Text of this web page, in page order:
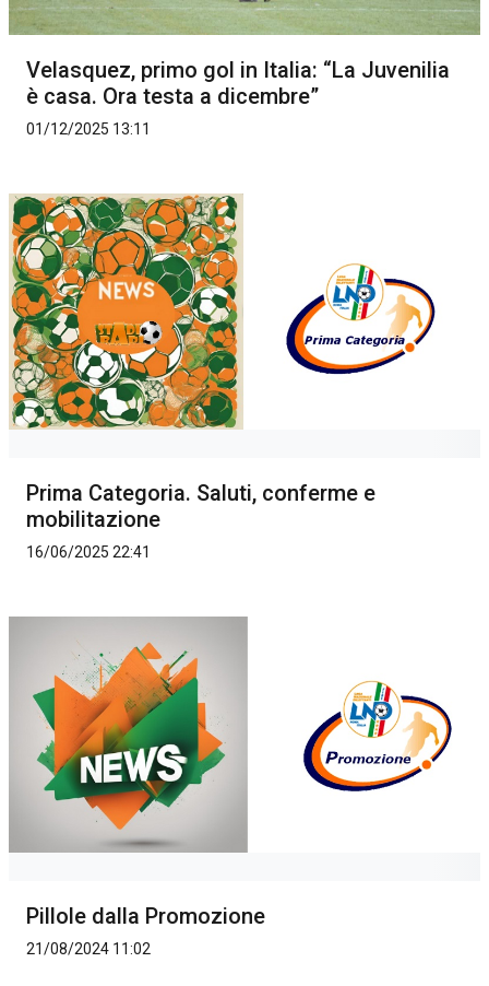
Velasquez, primo gol in Italia: “La Juvenilia
è casa. Ora testa a dicembre”
01/12/2025 13:11
Prima Categoria. Saluti, conferme e
mobilitazione
16/06/2025 22:41
Pillole dalla Promozione
21/08/2024 11:02